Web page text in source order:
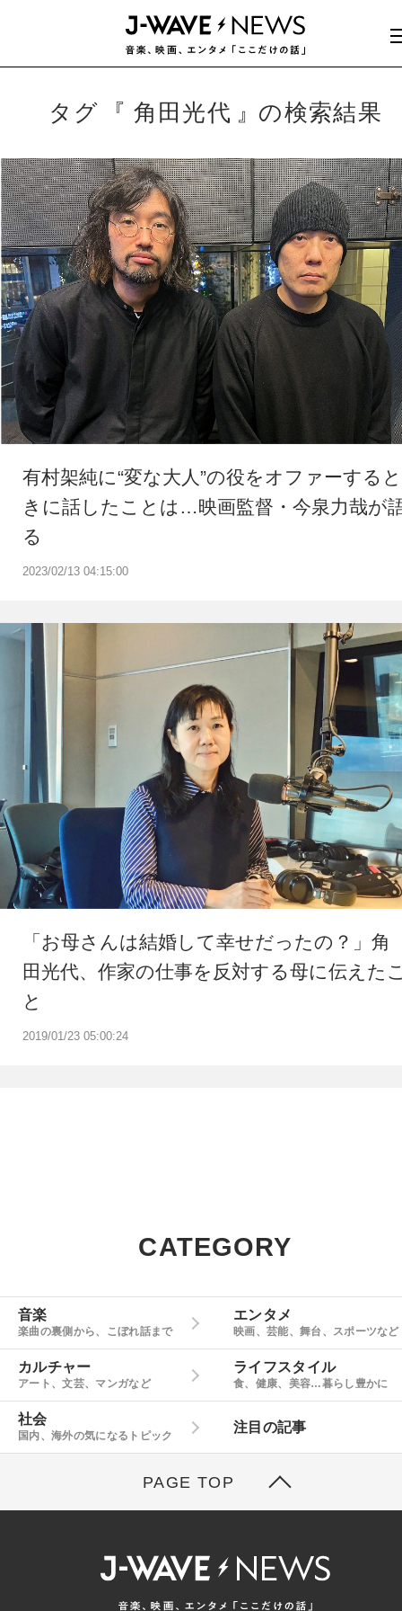
タグ 角田光代 の検索結果
2023/02/13 04:15:00
有村架純に“変な大人”の役をオファーすると
きに話したことは…映画監督・今泉力哉が
る
2019/01/23 05:00:24
「お母さんは結婚して幸せだったの？」角
田光代、作家の仕事を反対する母に伝えた
と
CATEGORY
音楽
楽曲の裏側から、こぼれ話まで
エンタメ
映画、芸能、舞台、スポーツなど
カルチャー
アート、文芸、マンガなど
ライフスタイル
食、健康、美容…暮らし豊かに
社会
国内、海外の気になるトピック
注目の記事
PAGE TOP